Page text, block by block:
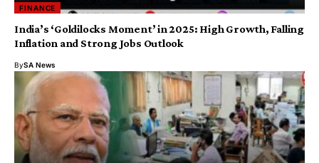
FINANCE
India’s ‘Goldilocks Moment’ in 2025: High Growth, Falling
Inflation and Strong Jobs Outlook
BySA News